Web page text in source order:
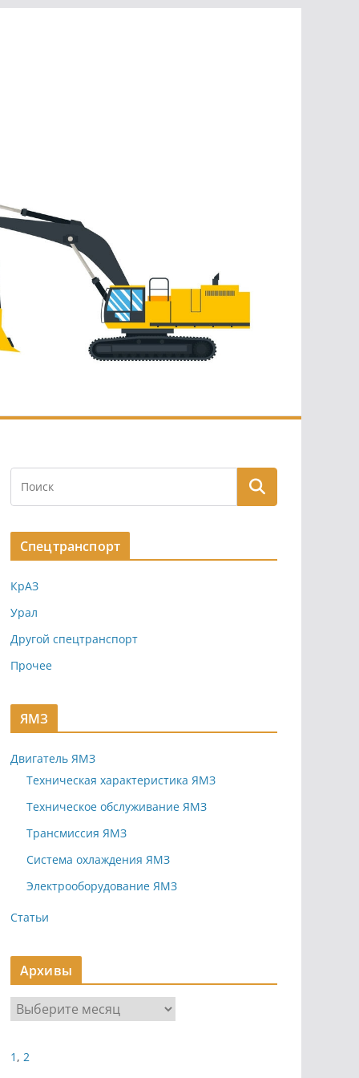
Спецтранспорт
КрАЗ
Урал
Другой спецтранспорт
Прочее
ЯМЗ
Двигатель ЯМЗ
Техническая характеристика ЯМЗ
Техническое обслуживание ЯМЗ
Трансмиссия ЯМЗ
Система охлаждения ЯМЗ
Электрооборудование ЯМЗ
Статьи
Архивы
р
и
1 , 2